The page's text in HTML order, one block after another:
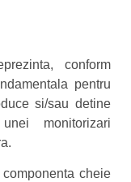
conform
pentru
si/sau detine
monitorizari
cheie